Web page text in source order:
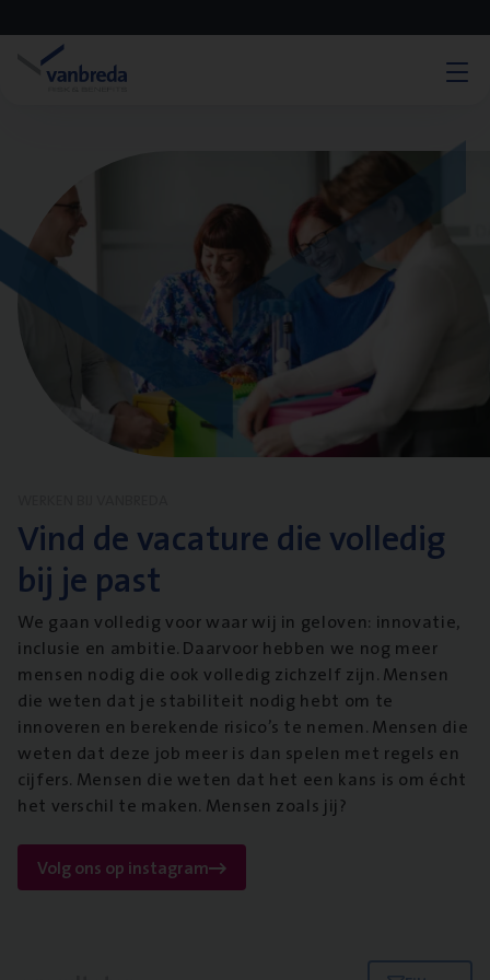
Vind de vacature die volledig
bij je past
We gaan volledig voor waar wij in geloven: innovatie,
inclusie en ambitie. Daarvoor hebben we nog meer
mensen nodig die ook volledig zichzelf zijn. Mensen
die weten dat je stabiliteit nodig hebt om te
innoveren en berekende risico’s te nemen. Mensen die
weten dat deze job meer is dan spelen met regels en
cijfers. Mensen die weten dat het een kans is om écht
het verschil te maken. Mensen zoals jij?
Volg ons op instagram